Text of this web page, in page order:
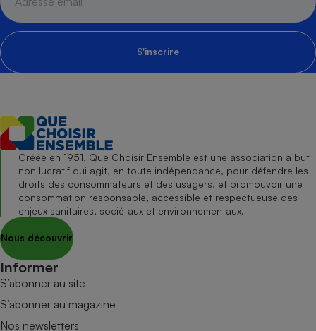
S'inscrire
Créée en 1951, Que Choisir Ensemble est une association à but
non lucratif qui agit, en toute indépendance, pour défendre les
droits des consommateurs et des usagers, et promouvoir une
consommation responsable, accessible et respectueuse des
enjeux sanitaires, sociétaux et environnementaux.
Nous découvrir
Informer
S’abonner au site
S’abonner au magazine
Nos newsletters